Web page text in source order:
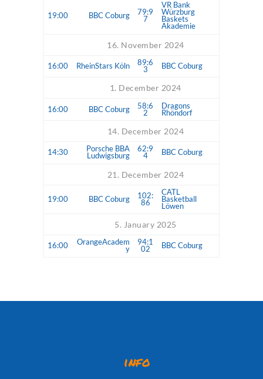
19:00 BBC Coburg
79:9
7
VR Bank
Würzburg
Baskets
Akademie
16. November 2024
16:00 RheinStars Köln
89:6
3
BBC Coburg
1. December 2024
16:00 BBC Coburg
58:6
2
Dragons
Rhöndorf
14. December 2024
14:30
Porsche BBA
Ludwigsburg
62:9
4
BBC Coburg
21. December 2024
19:00 BBC Coburg
102:
86
CATL
Basketball
Löwen
5. January 2025
16:00
OrangeAcadem
y
94:1
02
BBC Coburg
info